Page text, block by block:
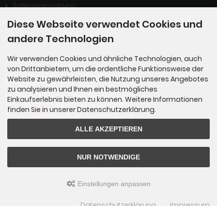
Batterieverordnung
Stellenangebote
Zahlung per Rechnung: Übergabe der Rechnung an PayPal. Sie über
weisen bequem nach Erhalt der Ware direkt an PayPal. Sie benötige
n kein PayPal Konto.
ified eCommerce Shopsoftware © 2009-2026
Diese Webseite verwendet Cookies und
andere Technologien
Wir verwenden Cookies und ähnliche Technologien, auch
von Drittanbietern, um die ordentliche Funktionsweise der
Website zu gewährleisten, die Nutzung unseres Angebotes
zu analysieren und Ihnen ein bestmögliches
Einkaufserlebnis bieten zu können. Weitere Informationen
finden Sie in unserer Datenschutzerklärung.
ALLE AKZEPTIEREN
NUR NOTWENDIGE
Einstellungen anpassen